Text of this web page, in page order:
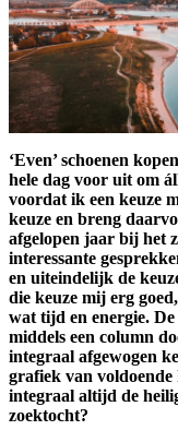
‘Even’ schoenen
hele dag voor uit om
voordat ik een keuze
keuze en breng
afgelopen jaar bij het
interessante
en uiteindelijk de
die keuze mij erg
wat tijd en energie.
middels een column
integraal afgewogen
grafiek van voldoende
integraal altijd de
zoektocht?